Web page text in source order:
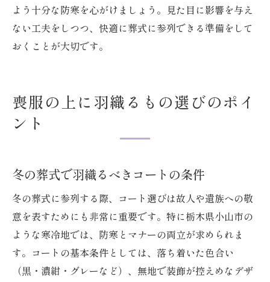
よう十分な防寒を心がけましょう。見た目に影響を与え
ない工夫をしつつ、快適に葬式に参列できる準備をして
おくことが大切です。
喪服の上に羽織るもの選びのポイ
ント
冬の葬式で羽織るべきコートの条件
冬の葬式に参列する際、コート選びは故人や遺族への敬
意を表すためにも非常に重要です。特に栃木県小山市の
ような寒冷地では、防寒とマナーの両立が求められま
す。コートの基本条件としては、落ち着いた色合い
（黒・濃紺・グレーなど）、無地で装飾が控えめなデザ